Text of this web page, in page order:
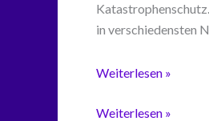
in verschiedensten
Neue
für
Weiterlesen »
Neue
Weiterlesen »